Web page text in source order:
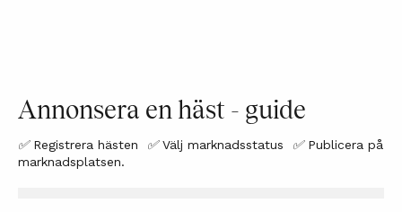
Annonsera en häst - guide
✅️ Registrera hästen ✅️ Välj marknadsstatus ✅️ Publicera på
marknadsplatsen.